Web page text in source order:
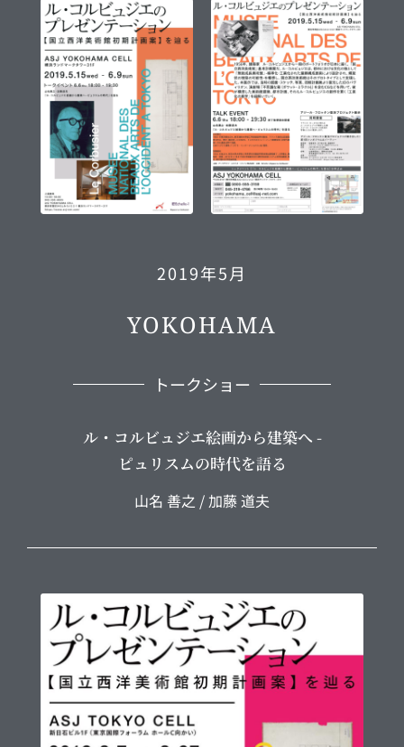
2019年5月
YOKOHAMA
トークショー
ル・コルビュジエ絵画から建築へ -
ピュリスムの時代を語る
山名 善之 / 加藤 道夫